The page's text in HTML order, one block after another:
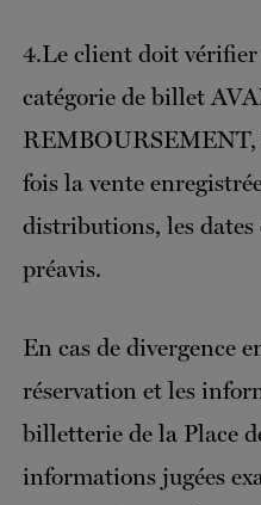
4.Le client doit
catégorie de billet
fois la vente
distributions, les dates
préavis.
En cas de divergence
réservation et les
billetterie de la Place
informations jugées